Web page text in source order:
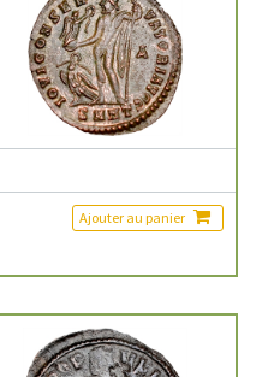
Ajouter au panier